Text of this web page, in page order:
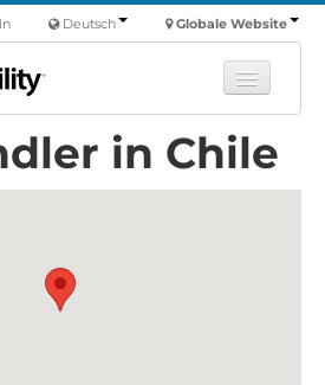
Globale Website
Deutsch
in Chile